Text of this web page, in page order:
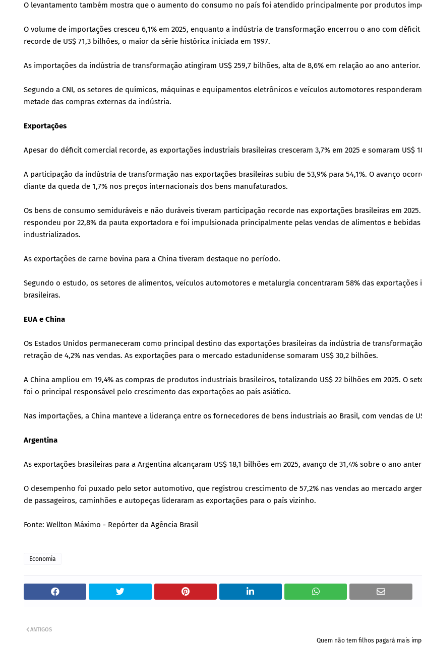
O levantamento também mostra que o aumento do consumo no país foi atendido principalmente por produtos
O volume de importações cresceu 6,1% em 2025, enquanto a indústria de transformação encerrou o ano com
recorde de US$ 71,3 bilhões, o maior da série histórica iniciada em 1997.
As importações da indústria de transformação atingiram US$ 259,7 bilhões, alta de 8,6% em relação ao ano anterior.
Segundo a CNI, os setores de químicos, máquinas e equipamentos eletrônicos e veículos automotores
metade das compras externas da indústria.
Exportações
Apesar do déficit comercial recorde, as exportações industriais brasileiras cresceram 3,7% em 2025 e somaram US$
A participação da indústria de transformação nas exportações brasileiras subiu de 53,9% para 54,1%. O avanço
diante da queda de 1,7% nos preços internacionais dos bens manufaturados.
Os bens de consumo semiduráveis e não duráveis tiveram participação recorde nas exportações brasileiras em
respondeu por 22,8% da pauta exportadora e foi impulsionada principalmente pelas vendas de alimentos e bebidas
industrializados.
As exportações de carne bovina para a China tiveram destaque no período.
Segundo o estudo, os setores de alimentos, veículos automotores e metalurgia concentraram 58% das exportações
brasileiras.
EUA e China
Os Estados Unidos permaneceram como principal destino das exportações brasileiras da indústria de
retração de 4,2% nas vendas. As exportações para o mercado estadunidense somaram US$ 30,2 bilhões.
A China ampliou em 19,4% as compras de produtos industriais brasileiros, totalizando US$ 22 bilhões em 2025. O
foi o principal responsável pelo crescimento das exportações ao país asiático.
Nas importações, a China manteve a liderança entre os fornecedores de bens industriais ao Brasil, com vendas de
Argentina
As exportações brasileiras para a Argentina alcançaram US$ 18,1 bilhões em 2025, avanço de 31,4% sobre o ano
O desempenho foi puxado pelo setor automotivo, que registrou crescimento de 57,2% nas vendas ao mercado
de passageiros, caminhões e autopeças lideraram as exportações para o país vizinho.
Fonte: Wellton Máximo - Repórter da Agência Brasil
Economia
Quem não tem filhos pagará mais
ANTIGOS